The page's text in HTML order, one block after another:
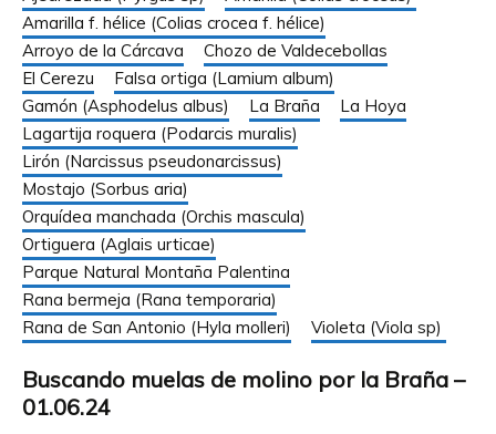
Amarilla f. hélice (Colias crocea f. hélice)
Arroyo de la Cárcava
Chozo de Valdecebollas
El Cerezu
Falsa ortiga (Lamium album)
Gamón (Asphodelus albus)
La Braña
La Hoya
Lagartija roquera (Podarcis muralis)
Lirón (Narcissus pseudonarcissus)
Mostajo (Sorbus aria)
Orquídea manchada (Orchis mascula)
Ortiguera (Aglais urticae)
Parque Natural Montaña Palentina
Rana bermeja (Rana temporaria)
Rana de San Antonio (Hyla molleri)
Violeta (Viola sp)
Buscando muelas de molino por la Braña –
01.06.24